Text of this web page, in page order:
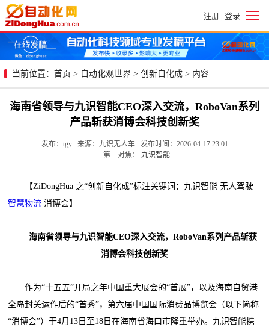
注册 | 登录
当前位置： 首页 > 自动化观世界 > 创新自化成 > 内容
海南省领导与九识智能CEO深入交流，RoboVan系列
产品斩获消博会科技创新奖
发布：tgy 来源：九识无人车 发布时间：2026-04-17 23:01
第一对焦：
九识智能
【ZiDongHua 之“创新自化成”标注关键词：九识智能 无人驾驶
智慧物流 消博会】
海南省领导与九识智能CEO深入交流，RoboVan系列产品斩获
消博会科技创新奖
作为“十五五”开局之年中国重大展会的“首展”，以及海南自贸港
全岛封关运作后的“首秀”，第六届中国国际消费品博览会（以下简称
“消博会”）于4月13日至18日在海南省海口市隆重举办。九识智能携